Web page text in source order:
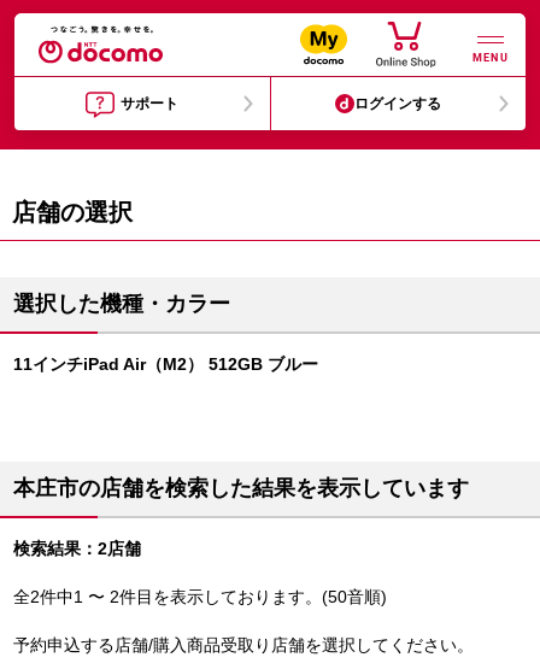
MENU
サポート ログインする
店舗の選択
選択した機種・カラー
11インチiPad Air（M2） 512GB ブルー
本庄市の店舗を検索した結果を表示しています
検索結果：2店舗
全2件中1 〜 2件目を表示しております。(50音順)
予約申込する店舗/購入商品受取り店舗を選択してください。